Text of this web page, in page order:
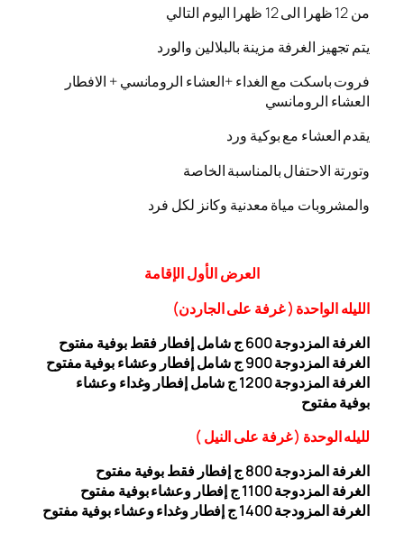
من 12 ظهرا الى 12 ظهرا اليوم التالي
يتم تجهيز الغرفة مزينة بالبلالين والورد
فروت باسكت مع الغداء +العشاء الرومانسي + الافطار
العشاء الرومانسي
يقدم العشاء مع بوكية ورد
وتورتة الاحتفال بالمناسبة الخاصة
والمشروبات مياة معدنية وكانز لكل فرد
العرضالأولالإقامة
الليله الواحدة ( غرفة على الجاردن)
الغرفة المزدوجة
600 ج شامل إفطار فقط بوفية مفتوح
الغرفة المزدوجة 900 ج شامل إفطار وعشاء بوفية مفتوح
الغرفة المزدوجة 1200 ج شامل إفطار وغداء وعشاء
بوفيةمفتوح
لليله الوحدة (غرفة على النيل)
الغرفة المزدوجة
800
ج إفطار فقط بوفية مفتوح
الغرفة المزدوجة 1
100 ج إفطار وعشاء بوفية مفتوح
الغرفة المزودجة 1
400 ج إفطار وغداء وعشاء بوفية مفتوح